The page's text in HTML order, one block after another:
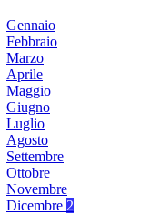
Gennaio
Febbraio
Marzo
Aprile
Maggio
Giugno
Luglio
Agosto
Settembre
Ottobre
Novembre
Dicembre 2